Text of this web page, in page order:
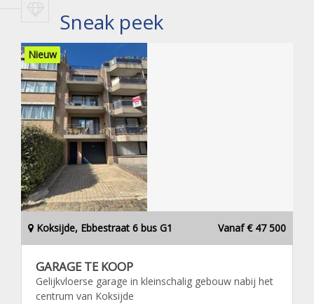
Sneak peek
Nieuw
Koksijde, Ebbestraat 6 bus G1 Vanaf € 47 500
GARAGE TE KOOP
Gelijkvloerse garage in kleinschalig gebouw nabij het
centrum van Koksijde